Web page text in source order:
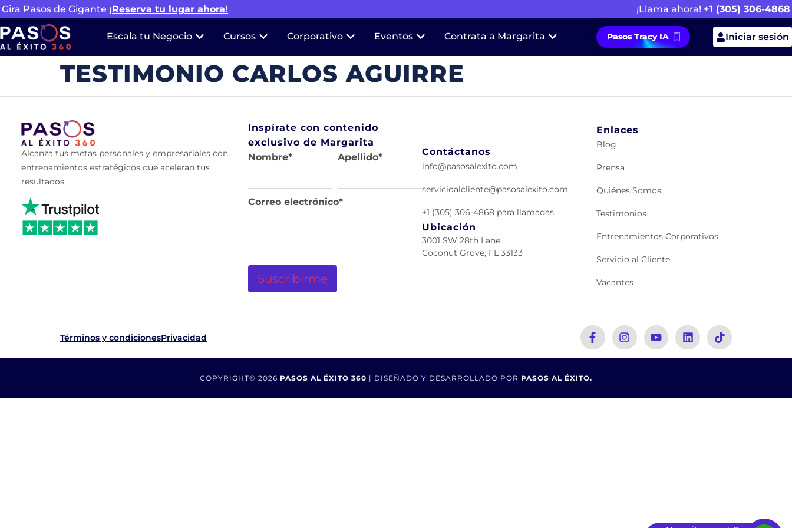
Gira Pasos de Gigante ¡Reserva tu lugar ahora! ¡Llama ahora! +1 (305) 306-4868
Escala tu Negocio Cursos Corporativo Eventos Contrata a Margarita Pasos Tracy IA Iniciar sesión
TESTIMONIO CARLOS AGUIRRE
Alcanza tus metas personales y empresariales con
entrenamientos estratégicos que aceleran tus
resultados
Inspírate con contenido
exclusivo de Margarita
Nombre* Apellido*
Correo electrónico*
Contáctanos
info@pasosalexito.com
servicioalcliente@pasosalexito.com
+1 (305) 306-4868 para llamadas
Ubicación
3001 SW 28th Lane
Coconut Grove, FL 33133
Enlaces
Blog
Prensa
Quiénes Somos
Testimonios
Entrenamientos Corporativos
Servicio al Cliente
Vacantes
Términos y condicionesPrivacidad
COPYRIGHT© 2026 PASOS AL ÉXITO 360 | DISEÑADO Y DESARROLLADO POR PASOS AL ÉXITO.